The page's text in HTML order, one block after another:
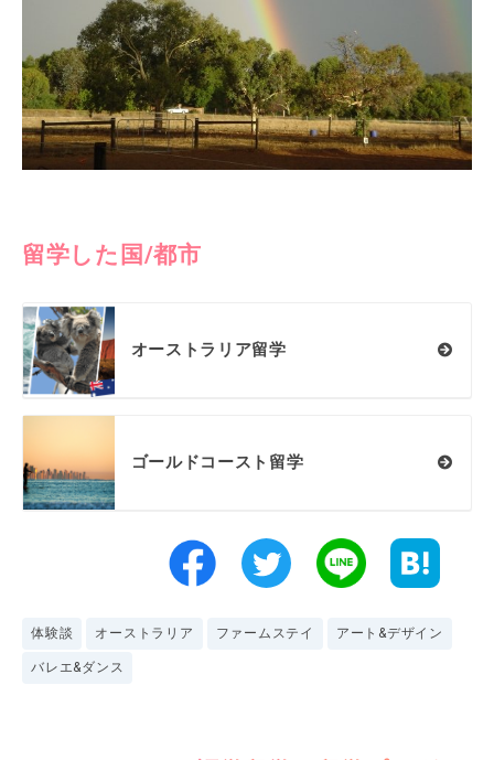
留学した国/都市
オーストラリア留学
ゴールドコースト留学
体験談 オーストラリア ファームステイ アート&デザイン
バレエ&ダンス